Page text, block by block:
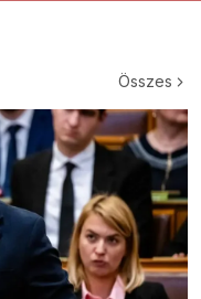
Összes